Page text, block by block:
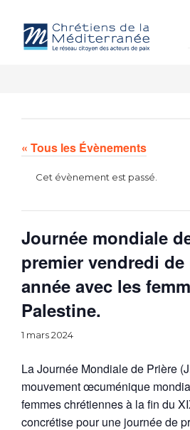
« Tous les Évènements
Cet évènement est passé.
Journée mondiale
premier vendredi de
année avec les
Palestine.
1 mars 2024
La Journée Mondiale de Prière
mouvement œcuménique
femmes chrétiennes à la fin du
concrétise pour une journée de